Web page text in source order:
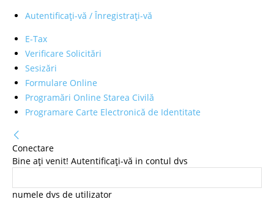
Autentificați-vă / Înregistrați-vă
E-Tax
Verificare Solicitări
Sesizări
Formulare Online
Programări Online Starea Civilă
Programare Carte Electronică de Identitate
Conectare
Bine ați venit! Autentificați-vă in contul dvs
numele dvs de utilizator